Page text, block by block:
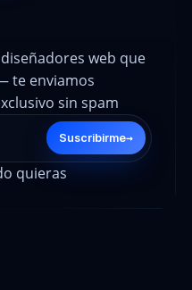
web que
te enviamos
sin spam
Suscribirme→
quieras